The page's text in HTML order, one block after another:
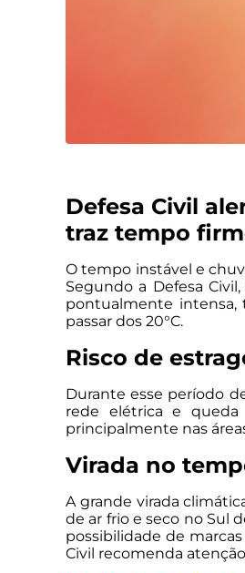
Defesa Civil
traz tempo
O tempo instável e
Segundo a Defesa
pontualmente intensa,
passar dos 20°C.
Risco de
Durante esse período
rede elétrica e queda
principalmente nas
Virada no
A grande virada
de ar frio e seco no Sul
possibilidade de
Civil recomenda